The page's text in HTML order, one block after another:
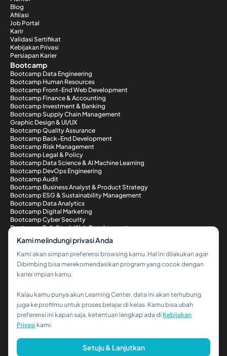
Hi!👋
Kalau kamu butuh bantuan,
Blog
Afiliasi
Job Portal
Karir
Validasi Sertifikat
Kebijakan Privasi
Persiapan Karier
Bootcamp
Bootcamp Data Engineering
Bootcamp Human Resources
Bootcamp Front-End Web Development
Bootcamp Finance & Accounting
Bootcamp Investment & Banking
Bootcamp Supply Chain Management
Graphic Design & UI/UX
Bootcamp Quality Assurance
Bootcamp Back-End Development
Bootcamp Risk Management
Bootcamp Legal & Policy
Bootcamp Data Science & AI Machine Learning
Bootcamp DevOps Engineering
Bootcamp Audit
Bootcamp Business Analyst & Product Strategy
Bootcamp ESG & Sustainability Management
Bootcamp Data Analytics
Bootcamp Digital Marketing
Bootcamp Cyber Security
Bootcamp Full-Stack Web Development
Metode Pembayaran
© 2026 PT Dibimbing. All Rights Reserved
Kami melindungi privasi Anda
Kami akan simpan preferensi browsing kamu. Hal ini dilakukan agar
Dibimbing bisa merekomendasikan program yang cocok dengan
karier impian kamu.
Kalau kamu punya akun Learning Center, data ini akan terhubung
juga ke profilmu untuk proses belajar di kelas. Kamu bisa ubah
preferensi ini kapan saja, ketentuan lengkap ada di Kebijakan
Privasi kami.
Setuju & Lanjutkan